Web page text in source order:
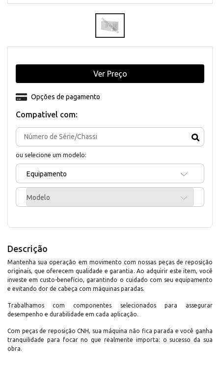
Compativel com:
ou selecione um modelo:
Equipamento
Modelo
Opções de pagamento
Ver Preço
Descrição
Mantenha sua operação em movimento com nossas peças de reposição
originais, que oferecem qualidade e garantia. Ao adquirir este item, você
investe em custo-benefício, garantindo o cuidado com seu equipamento
e evitando dor de cabeça com máquinas paradas.
Trabalhamos com componentes selecionados para assegurar
desempenho e durabilidade em cada aplicação.
Com peças de reposição CNH, sua máquina não fica parada e você ganha
tranquilidade para focar no que realmente importa: o sucesso da sua
obra.